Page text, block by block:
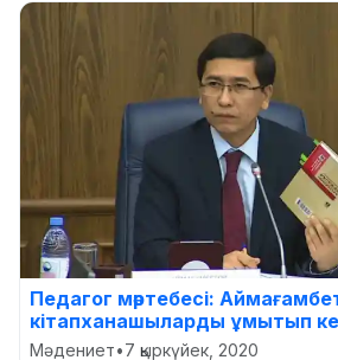
Педагог мәртебесі:
кітапханашыларды ұмытып
Мәдениет•7 қыркүйек, 2020